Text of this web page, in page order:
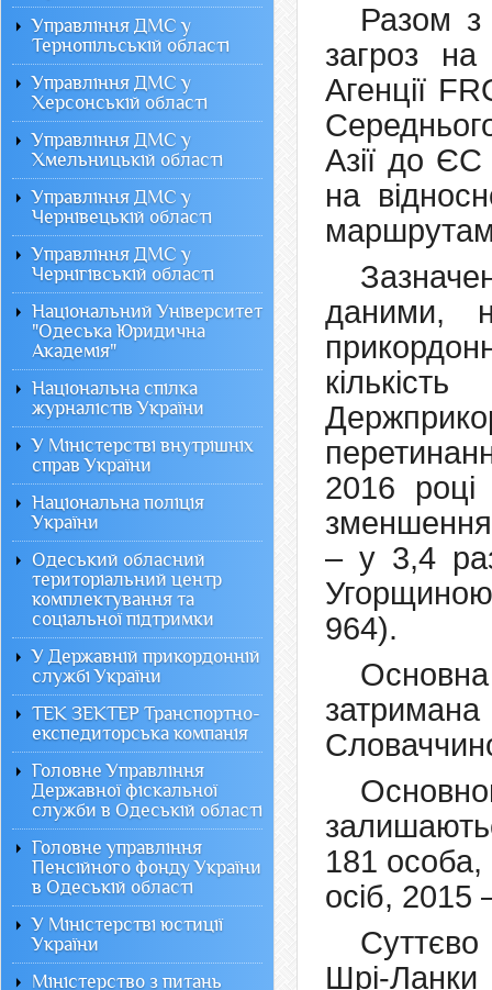
Разом з
загроз
Агенції
Азії до ЄС
на
даними,
2016
зменшення
– у 3,4
964).
181 особа,
осіб, 2015
Суттєво
Шрі-
Управління ДМС у
Тернопільській області
Управління ДМС у
Херсонській області
Управління ДМС у
Хмельницькій області
Управління ДМС у
Чернівецькій області
Управління ДМС у
Чернігівській області
Національний Університет
"Одеська Юридична
Академія"
Національна спілка
журналістів України
У Міністерстві внутрішніх
справ України
Національна поліція
України
Одеський обласний
територіальний центр
комплектування та
соціальної підтримки
У Державній прикордонній
службі України
ТЕК ЗЕКТЕР Транспортно-
експедиторська компанія
Головне Управління
Державної фіскальної
служби в Одеській області
Головне управління
Пенсійного фонду України
в Одеській області
У Міністерстві юстиції
України
Міністерство з питань